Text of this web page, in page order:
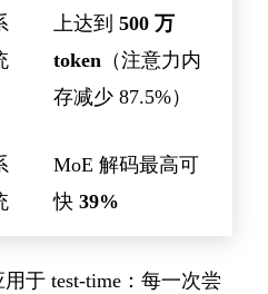
上达到 500 万
token （注意力内
存减少 87.5%）
MoE 解码最高可
快 39%
于 test-time：每一次尝